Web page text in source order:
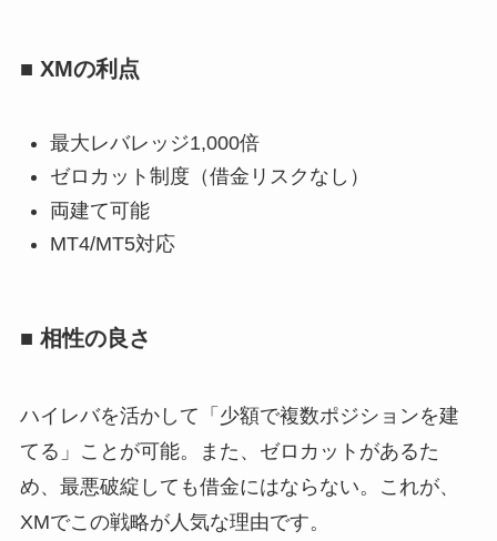
■ XMの利点
最大レバレッジ1,000倍
ゼロカット制度（借金リスクなし）
両建て可能
MT4/MT5対応
■ 相性の良さ
ハイレバを活かして「少額で複数ポジションを建
てる」ことが可能。また、ゼロカットがあるた
め、最悪破綻しても借金にはならない。これが、
XMでこの戦略が人気な理由です。